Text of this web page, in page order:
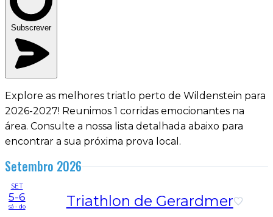
Subscrever
Explore as melhores triatlo perto de Wildenstein para
2026-2027! Reunimos 1 corridas emocionantes na
área. Consulte a nossa lista detalhada abaixo para
encontrar a sua próxima prova local.
Setembro 2026
SET
5-6
sá - do Triathlon de Gerardmer